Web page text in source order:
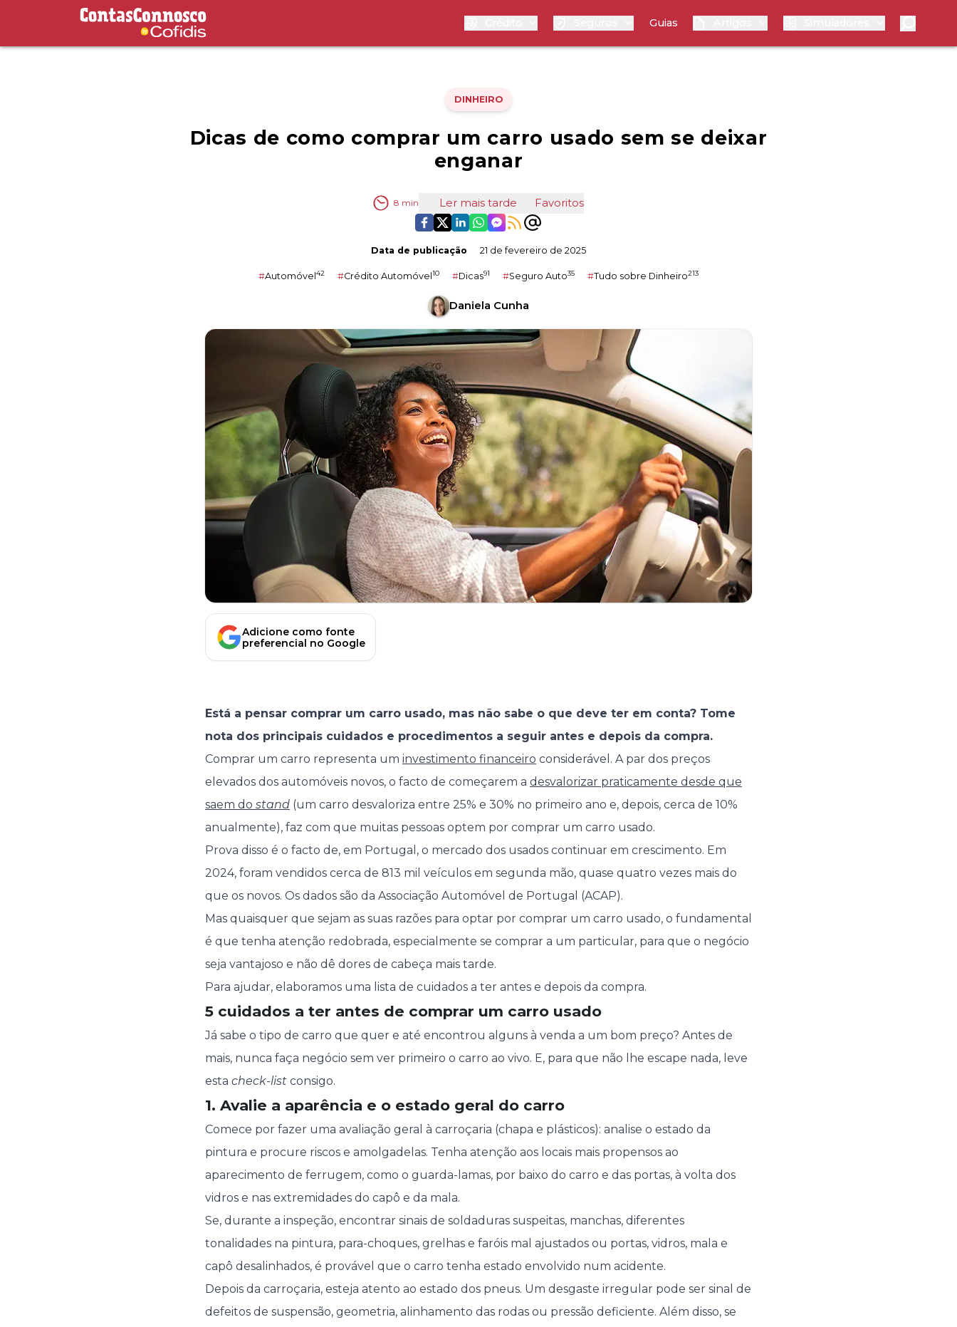
Contas Connosco by Cofidis Guias
DINHEIRO
Dicas de como comprar um carro usado sem se deixar
enganar
8 min Ler mais tarde Favoritos
Data de publicação 21 de fevereiro de 2025
#Automóvel 42 #Crédito Automóvel 10 #Dicas91 #Seguro Auto35 #Tudo sobre Dinheiro213
Daniela Cunha
Adicione como fonte
preferencial no Google
Está a pensar comprar um carro usado, mas não sabe o que deve ter em conta? Tome
nota dos principais cuidados e procedimentos a seguir antes e depois da compra.
Comprar um carro representa um investimento financeiro considerável. A par dos preços
elevados dos automóveis novos, o facto de começarem a desvalorizar praticamente desde que
saem do stand (um carro desvaloriza entre 25% e 30% no primeiro ano e, depois, cerca de 10%
anualmente), faz com que muitas pessoas optem por comprar um carro usado.
Prova disso é o facto de, em Portugal, o mercado dos usados continuar em crescimento. Em
2024, foram vendidos cerca de 813 mil veículos em segunda mão, quase quatro vezes mais do
que os novos. Os dados são da Associação Automóvel de Portugal (ACAP).
Mas quaisquer que sejam as suas razões para optar por comprar um carro usado, o fundamental
é que tenha atenção redobrada, especialmente se comprar a um particular, para que o negócio
seja vantajoso e não dê dores de cabeça mais tarde.
Para ajudar, elaboramos uma lista de cuidados a ter antes e depois da compra.
5 cuidados a ter antes de comprar um carro usado
Já sabe o tipo de carro que quer e até encontrou alguns à venda a um bom preço? Antes de
mais, nunca faça negócio sem ver primeiro o carro ao vivo. E, para que não lhe escape nada, leve
esta check-list consigo.
1. Avalie a aparência e o estado geral do carro
Comece por fazer uma avaliação geral à carroçaria (chapa e plásticos): analise o estado da
pintura e procure riscos e amolgadelas. Tenha atenção aos locais mais propensos ao
aparecimento de ferrugem, como o guarda-lamas, por baixo do carro e das portas, à volta dos
vidros e nas extremidades do capô e da mala.
Se, durante a inspeção, encontrar sinais de soldaduras suspeitas, manchas, diferentes
tonalidades na pintura, para-choques, grelhas e faróis mal ajustados ou portas, vidros, mala e
capô desalinhados, é provável que o carro tenha estado envolvido num acidente.
Depois da carroçaria, esteja atento ao estado dos pneus. Um desgaste irregular pode ser sinal de
defeitos de suspensão, geometria, alinhamento das rodas ou pressão deficiente. Além disso, se